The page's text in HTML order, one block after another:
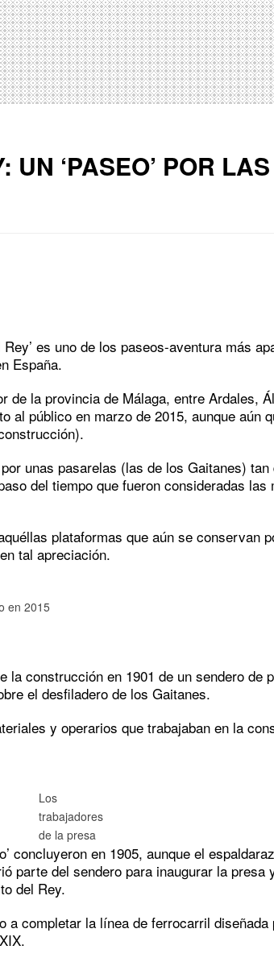
UN ‘PASEO’ POR LAS
Rey’ es uno de los paseos-aventura más
España.
de la provincia de Málaga, entre Ardales,
al público en marzo de 2015, aunque aún
unas pasarelas (las de los Gaitanes) tan
del tiempo que fueron consideradas las
plataformas que aún se conservan
tal apreciación.
en 2015
la construcción en 1901 de un sendero de
el desfiladero de los Gaitanes.
y operarios que trabajaban en la
Los
trabajadores
de la presa
concluyeron en 1905, aunque el
parte del sendero para inaugurar la presa
del Rey.
a completar la línea de ferrocarril diseñada